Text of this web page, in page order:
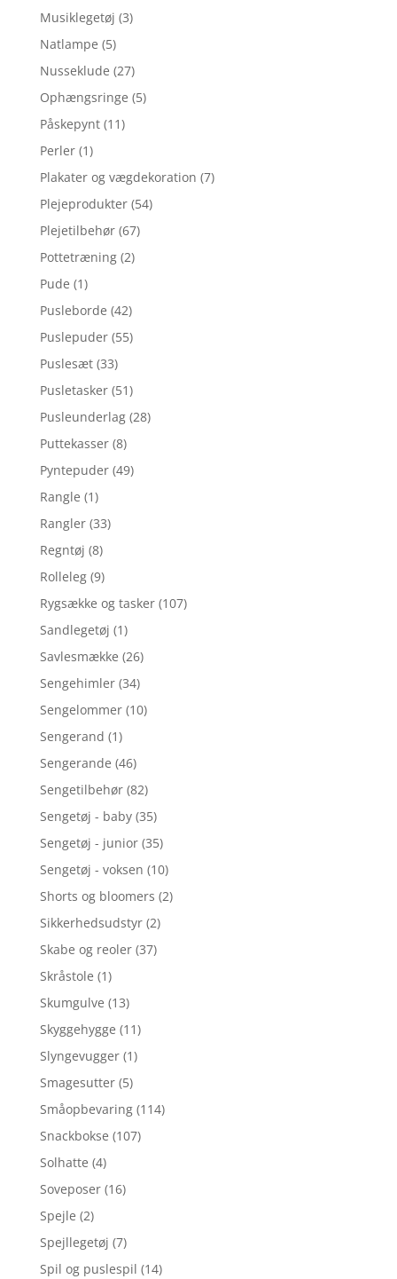
Musiklegetøj (3)
Natlampe (5)
Nusseklude (27)
Ophængsringe (5)
Påskepynt (11)
Perler (1)
Plakater og vægdekoration (7)
Plejeprodukter (54)
Plejetilbehør (67)
Pottetræning (2)
Pude (1)
Pusleborde (42)
Puslepuder (55)
Puslesæt (33)
Pusletasker (51)
Pusleunderlag (28)
Puttekasser (8)
Pyntepuder (49)
Rangle (1)
Rangler (33)
Regntøj (8)
Rolleleg (9)
Rygsække og tasker (107)
Sandlegetøj (1)
Savlesmække (26)
Sengehimler (34)
Sengelommer (10)
Sengerand (1)
Sengerande (46)
Sengetilbehør (82)
Sengetøj - baby (35)
Sengetøj - junior (35)
Sengetøj - voksen (10)
Shorts og bloomers (2)
Sikkerhedsudstyr (2)
Skabe og reoler (37)
Skråstole (1)
Skumgulve (13)
Skyggehygge (11)
Slyngevugger (1)
Smagesutter (5)
Småopbevaring (114)
Snackbokse (107)
Solhatte (4)
Soveposer (16)
Spejle (2)
Spejllegetøj (7)
Spil og puslespil (14)